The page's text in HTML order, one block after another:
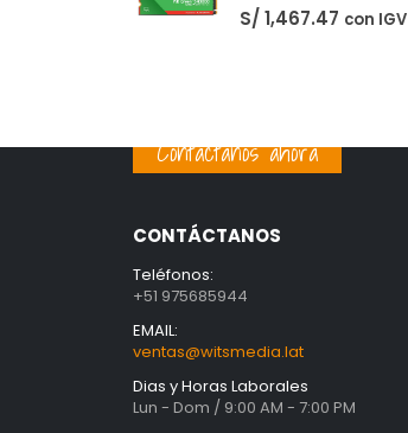
S/ 1,467.47 con IGV
Contáctanos ahora
CONTÁCTANOS
Teléfonos:
+51 975685944
EMAIL:
ventas@witsmedia.lat
Dias y Horas Laborales
Lun - Dom / 9:00 AM - 7:00 PM